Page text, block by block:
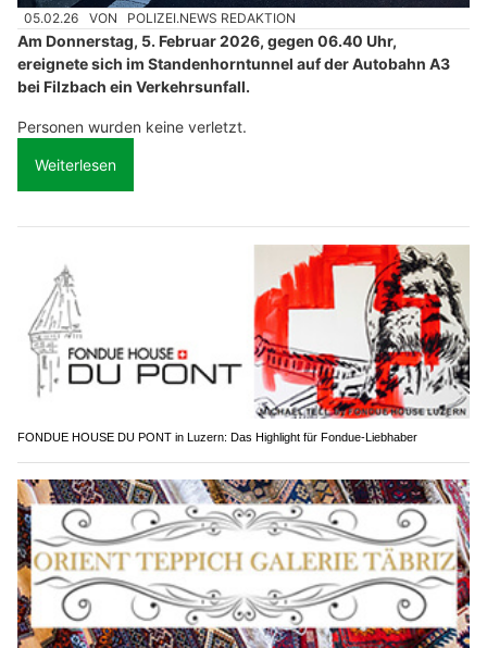
05.02.26 VON POLIZEI.NEWS REDAKTION
Am Donnerstag, 5. Februar 2026, gegen 06.40 Uhr,
ereignete sich im Standenhorntunnel auf der Autobahn A3
bei Filzbach ein Verkehrsunfall.
Personen wurden keine verletzt.
Weiterlesen
FONDUE HOUSE DU PONT in Luzern: Das Highlight für Fondue-Liebhaber